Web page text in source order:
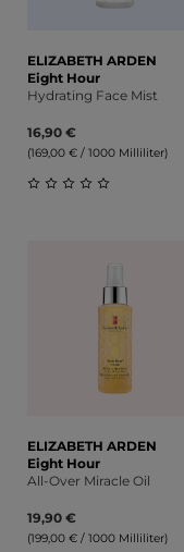
ELIZABETH ARDEN
Eight Hour
Hydrating Face Mist
16,90 €
(169,00 € / 1000 Milliliter)
ELIZABETH ARDEN
Eight Hour
All-Over Miracle Oil
19,90 €
(199,00 € / 1000 Milliliter)